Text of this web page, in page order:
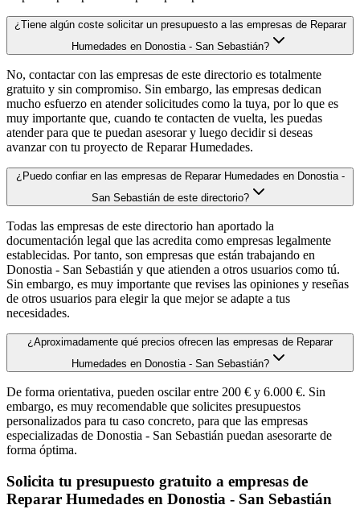
¿Tiene algún coste solicitar un presupuesto a las empresas de Reparar
Humedades en Donostia - San Sebastián?
No, contactar con las empresas de este directorio es totalmente
gratuito y sin compromiso. Sin embargo, las empresas dedican
mucho esfuerzo en atender solicitudes como la tuya, por lo que es
muy importante que, cuando te contacten de vuelta, les puedas
atender para que te puedan asesorar y luego decidir si deseas
avanzar con tu proyecto de Reparar Humedades.
¿Puedo confiar en las empresas de Reparar Humedades en Donostia -
San Sebastián de este directorio?
Todas las empresas de este directorio han aportado la
documentación legal que las acredita como empresas legalmente
establecidas. Por tanto, son empresas que están trabajando en
Donostia - San Sebastián y que atienden a otros usuarios como tú.
Sin embargo, es muy importante que revises las opiniones y reseñas
de otros usuarios para elegir la que mejor se adapte a tus
necesidades.
¿Aproximadamente qué precios ofrecen las empresas de Reparar
Humedades en Donostia - San Sebastián?
De forma orientativa, pueden oscilar entre 200 € y 6.000 €. Sin
embargo, es muy recomendable que solicites presupuestos
personalizados para tu caso concreto, para que las empresas
especializadas de Donostia - San Sebastián puedan asesorarte de
forma óptima.
Solicita tu presupuesto gratuito a empresas de
Reparar Humedades en Donostia - San Sebastián